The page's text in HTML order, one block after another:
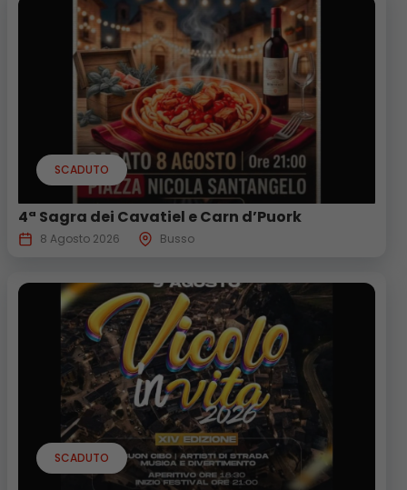
SCADUTO
4ª Sagra dei Cavatiel e Carn d’Puork
8 Agosto 2026 Busso
SCADUTO